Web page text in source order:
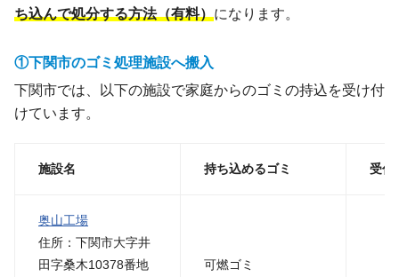
ち込んで処分する方法（有料）になります。
①下関市のゴミ処理施設へ搬入
下関市では、以下の施設で家庭からのゴミの持込を受け付
けています。
施設名 持ち込めるゴミ 受付
奥山工場
住所：下関市大字井
田字桑木10378番地
可燃ゴミ